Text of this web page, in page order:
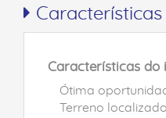
Características
Características do
Ótima
Terreno